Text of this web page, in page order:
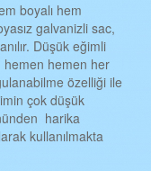
boyalı hem
galvanizli sac,
Düşük eğimli
hemen hemen her
özelliği ile
çok düşük
harika
kullanılmakta